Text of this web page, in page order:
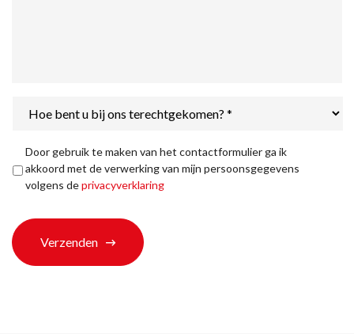
bent
ons
terechtgekomen?
Privacyverklaring *
Door gebruik te maken van het contactformulier ga ik
akkoord met de verwerking van mijn persoonsgegevens
volgens deprivacyverklaring
Verzenden